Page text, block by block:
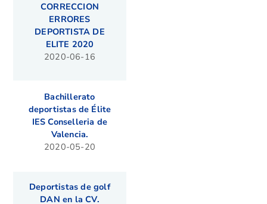
CORRECCION
ERRORES
DEPORTISTA DE
ELITE 2020
2020-06-16
Bachillerato
deportistas de Élite
IES Conselleria de
Valencia.
2020-05-20
Deportistas de golf
DAN en la CV.